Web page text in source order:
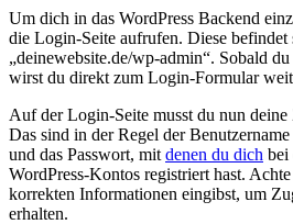
Um dich in das WordPress Backend
die Login-Seite aufrufen. Diese befindet
„deinewebsite.de/wp-admin“. Sobald
wirst du direkt zum Login-Formular
Auf der Login-Seite musst du nun deine
Das sind in der Regel der
und das Passwort, mit denen du dich bei
WordPress-Kontos registriert hast.
korrekten Informationen eingibst, um
erhalten.